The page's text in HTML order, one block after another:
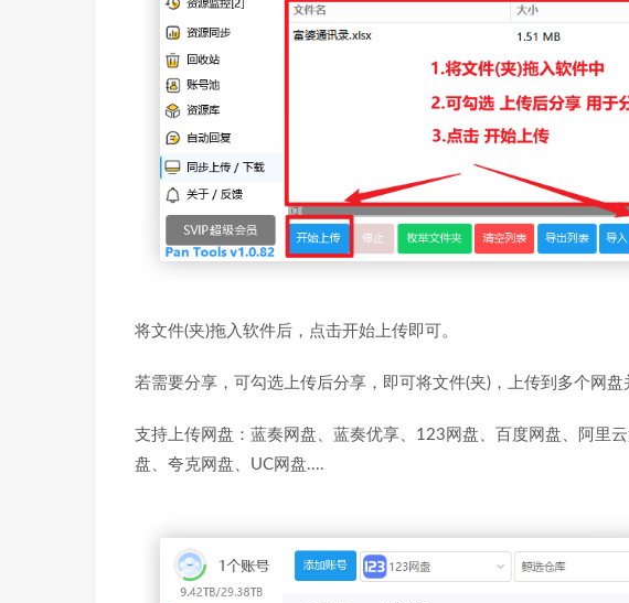
将文件(夹)拖入软件后，点击开始上传即可。
若需要分享，可勾选上传后分享，即可将文件(夹)，上传到多个网盘
支持上传网盘：蓝奏网盘、蓝奏优享、123网盘、百度网盘、阿里
盘、夸克网盘、UC网盘....